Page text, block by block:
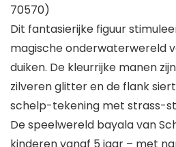
70570)
Dit fantasierijke figuur
magische onderwaterwereld
duiken. De kleurrijke manen
zilveren glitter en de flank
schelp-tekening met strass-
De speelwereld bayala van